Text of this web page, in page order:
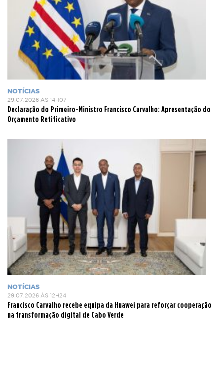
NOTÍCIAS
29.07.2026 ÀS 14H07
Declaração do Primeiro-Ministro Francisco Carvalho: Apresentação do
Orçamento Retificativo
NOTÍCIAS
29.07.2026 ÀS 12H24
Francisco Carvalho recebe equipa da Huawei para reforçar cooperação
na transformação digital de Cabo Verde